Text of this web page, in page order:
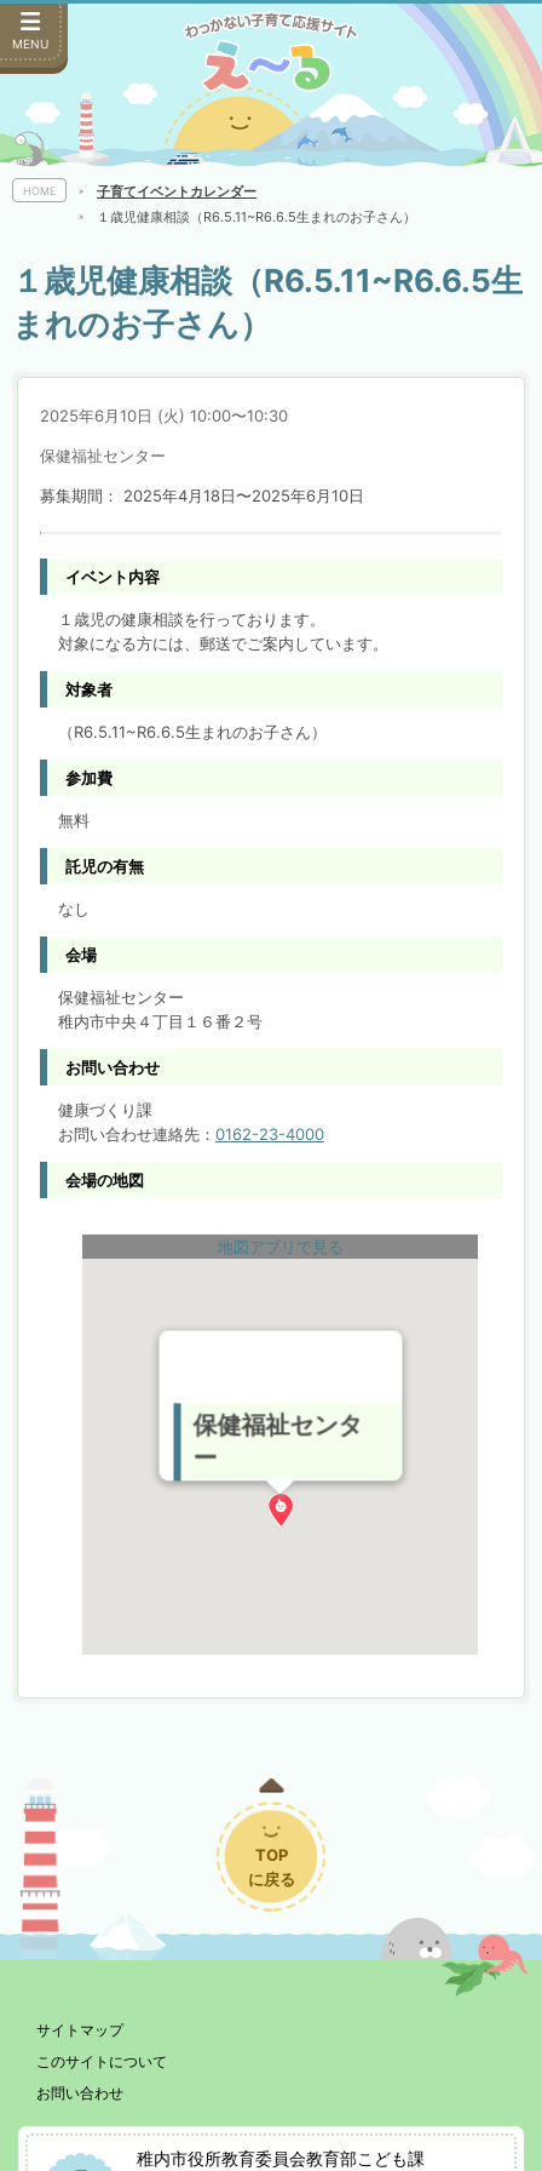
MENU
HOME
子育てイベントカレンダー
１歳児健康相談（R6.5.11~R6.6.5生まれのお子さん）
１歳児健康相談（R6.5.11~R6.6.5生
まれのお子さん）
2025年6月10日 (火) 10:00〜10:30
保健福祉センター
募集期間： 2025年4月18日〜2025年6月10日
イベント内容
１歳児の健康相談を行っております。
対象になる方には、郵送でご案内しています。
対象者
（R6.5.11~R6.6.5生まれのお子さん）
参加費
無料
託児の有無
なし
会場
保健福祉センター
稚内市中央４丁目１６番２号
お問い合わせ
健康づくり課
お問い合わせ連絡先： 0162-23-4000
会場の地図
地図アプリで見る
保健福祉センタ
ー
TOP
に戻る
サイトマップ
このサイトについて
お問い合わせ
稚内市役所教育委員会教育部こども課